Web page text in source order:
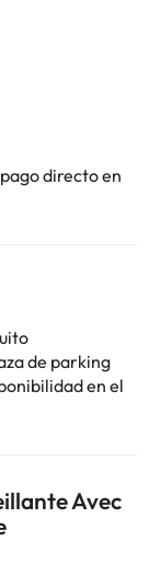
directo en
de parking
en el
Avec